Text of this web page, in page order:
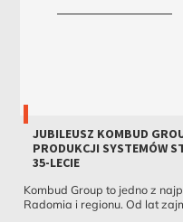
JUBILEUSZ KOMBUD
PRODUKCJI SYSTEMÓW
35-LECIE
Kombud Group to jedno z
Radomia i regionu. Od lat